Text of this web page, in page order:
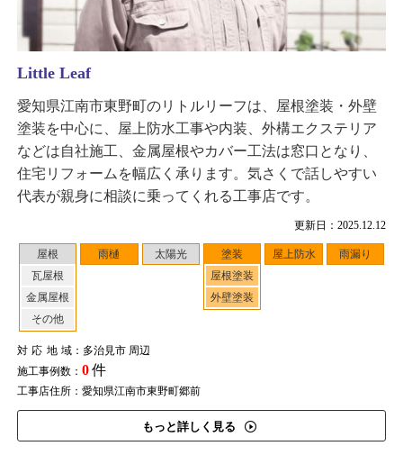
更新日：2025.12.12
屋根
瓦屋根
金属屋根
その他
雨樋 太陽光
塗装
屋根塗装
外壁塗装
屋上防水 雨漏り
対応地域：多治見市 周辺
施工事例数： 0件
工事店住所：愛知県江南市東野町郷前
もっと詳しく見る
Little Leaf
愛知県江南市東野町のリトルリーフは、屋根塗装・外壁
塗装を中心に、屋上防水工事や内装、外構エクステリア
などは自社施工、金属屋根やカバー工法は窓口となり、
住宅リフォームを幅広く承ります。気さくで話しやすい
代表が親身に相談に乗ってくれる工事店です。